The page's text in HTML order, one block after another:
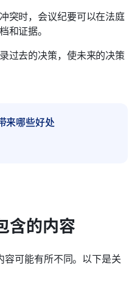
突时，会议纪要可以在法庭
和证据。
过去的决策，使未来的决策
来哪些好处
含的内容
容可能有所不同。以下是关